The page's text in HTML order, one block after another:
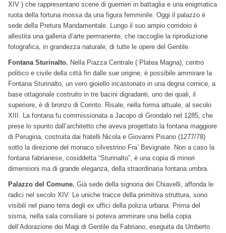
XIV ) che rappresentano scene di guerrieri in battaglia e una enigmatica
ruota della fortuna mossa da una figura femminile. Oggi il palazzo è
sede della Pretura Mandamentale. Lungo il suo ampio corridoio è
allestita una galleria d’arte permanente, che raccoglie la riproduzione
fotografica, in grandezza naturale, di tutte le opere del Gentile.
Fontana Sturinalto. Nella Piazza Centrale ( Platea Magna), centro
politico e civile della città fin dalle sue origine, è possibile ammirare la
Fontana Sturinalto, un vero gioiello incastonato in una degna cornice, a
base ottagonale costruito in tre bacini digradanti, uno dei quali, il
superiore, è di bronzo di Corinto. Risale, nella forma attuale, al secolo
XIII. La fontana fu commissionata a Jacopo di Grondalo nel 1285, che
prese lo spunto dall’architetto che aveva progettato la fontana maggiore
di Perugina, costruita dai fratelli Nicola e Giovanni Pisano (1277/78)
sotto la direzione del monaco silvestrino Fra’ Bevignate. Non a caso la
fontana fabrianese, cosiddetta “Sturinalto”, è una copia di minori
dimensioni ma di grande eleganza, della straordinaria fontana umbra.
Palazzo del Comune. Già sede della signoria dei Chiavelli, affonda le
radici nel secolo XIV. Le uniche tracce della primitiva struttura, sono
visibili nel piano terra degli ex uffici della polizia urbana. Prima del
sisma, nella sala consiliare si poteva ammirare una bella copia
dell’Adorazione dei Magi di Gentile da Fabriano, eseguita da Umberto